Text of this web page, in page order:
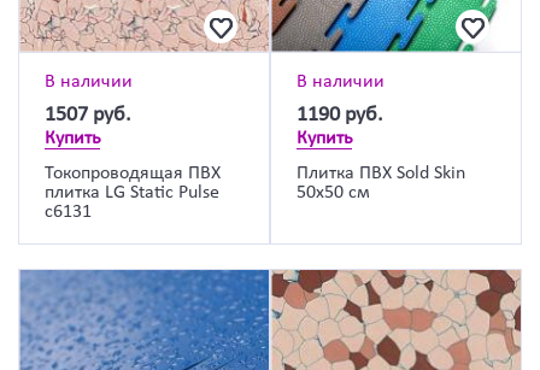
В наличии
1507 руб.
Купить
Токопроводящая ПВХ
плитка LG Static Pulse
c6131
В наличии
1190 руб.
Купить
Плитка ПВХ Sold Skin
50х50 см